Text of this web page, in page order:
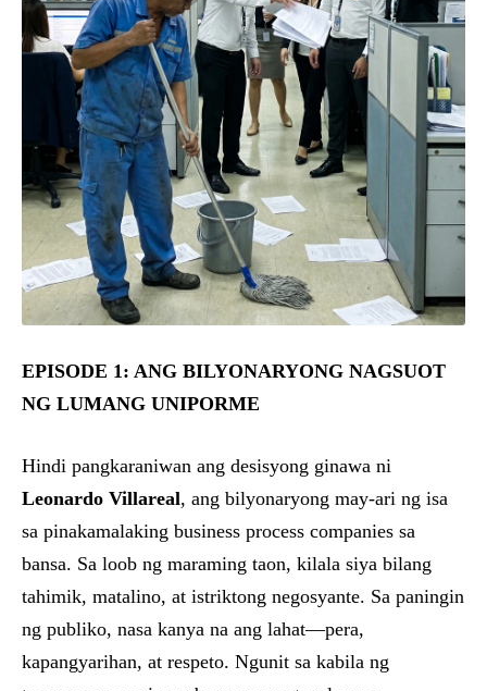
EPISODE 1: ANG BILYONARYONG NAGSUOT
NG LUMANG UNIPORME
Hindi pangkaraniwan ang desisyong ginawa ni
Leonardo Villareal, ang bilyonaryong may-ari ng isa
sa pinakamalaking business process companies sa
bansa. Sa loob ng maraming taon, kilala siya bilang
tahimik, matalino, at istriktong negosyante. Sa paningin
ng publiko, nasa kanya na ang lahat—pera,
kapangyarihan, at respeto. Ngunit sa kabila ng